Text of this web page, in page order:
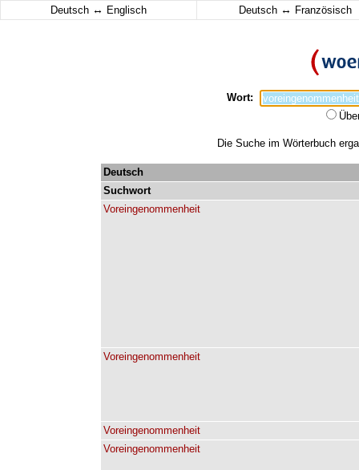
Deutsch ↔ Englisch Deutsch ↔ Französisch
Wort:
Die Suche im Wörterbuch
Deutsch
Suchwort
Voreingenommenheit
Voreingenommenheit
Voreingenommenheit
Voreingenommenheit